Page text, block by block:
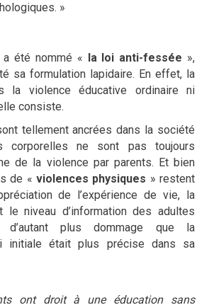
»
été nommé « la loi anti-fessée »,
sa formulation lapidaire. En effet, la
la violence éducative ordinaire ni
consiste.
tellement ancrées dans la société
corporelles ne sont pas toujours
de la violence par parents. Et bien
de « violences physiques » restent
de l’expérience de vie, la
le niveau d’information des adultes
d’autant plus dommage que la
initiale était plus précise dans sa
ont droit à une éducation sans